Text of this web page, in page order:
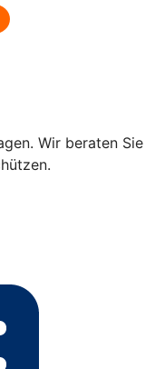
Wir beraten Sie